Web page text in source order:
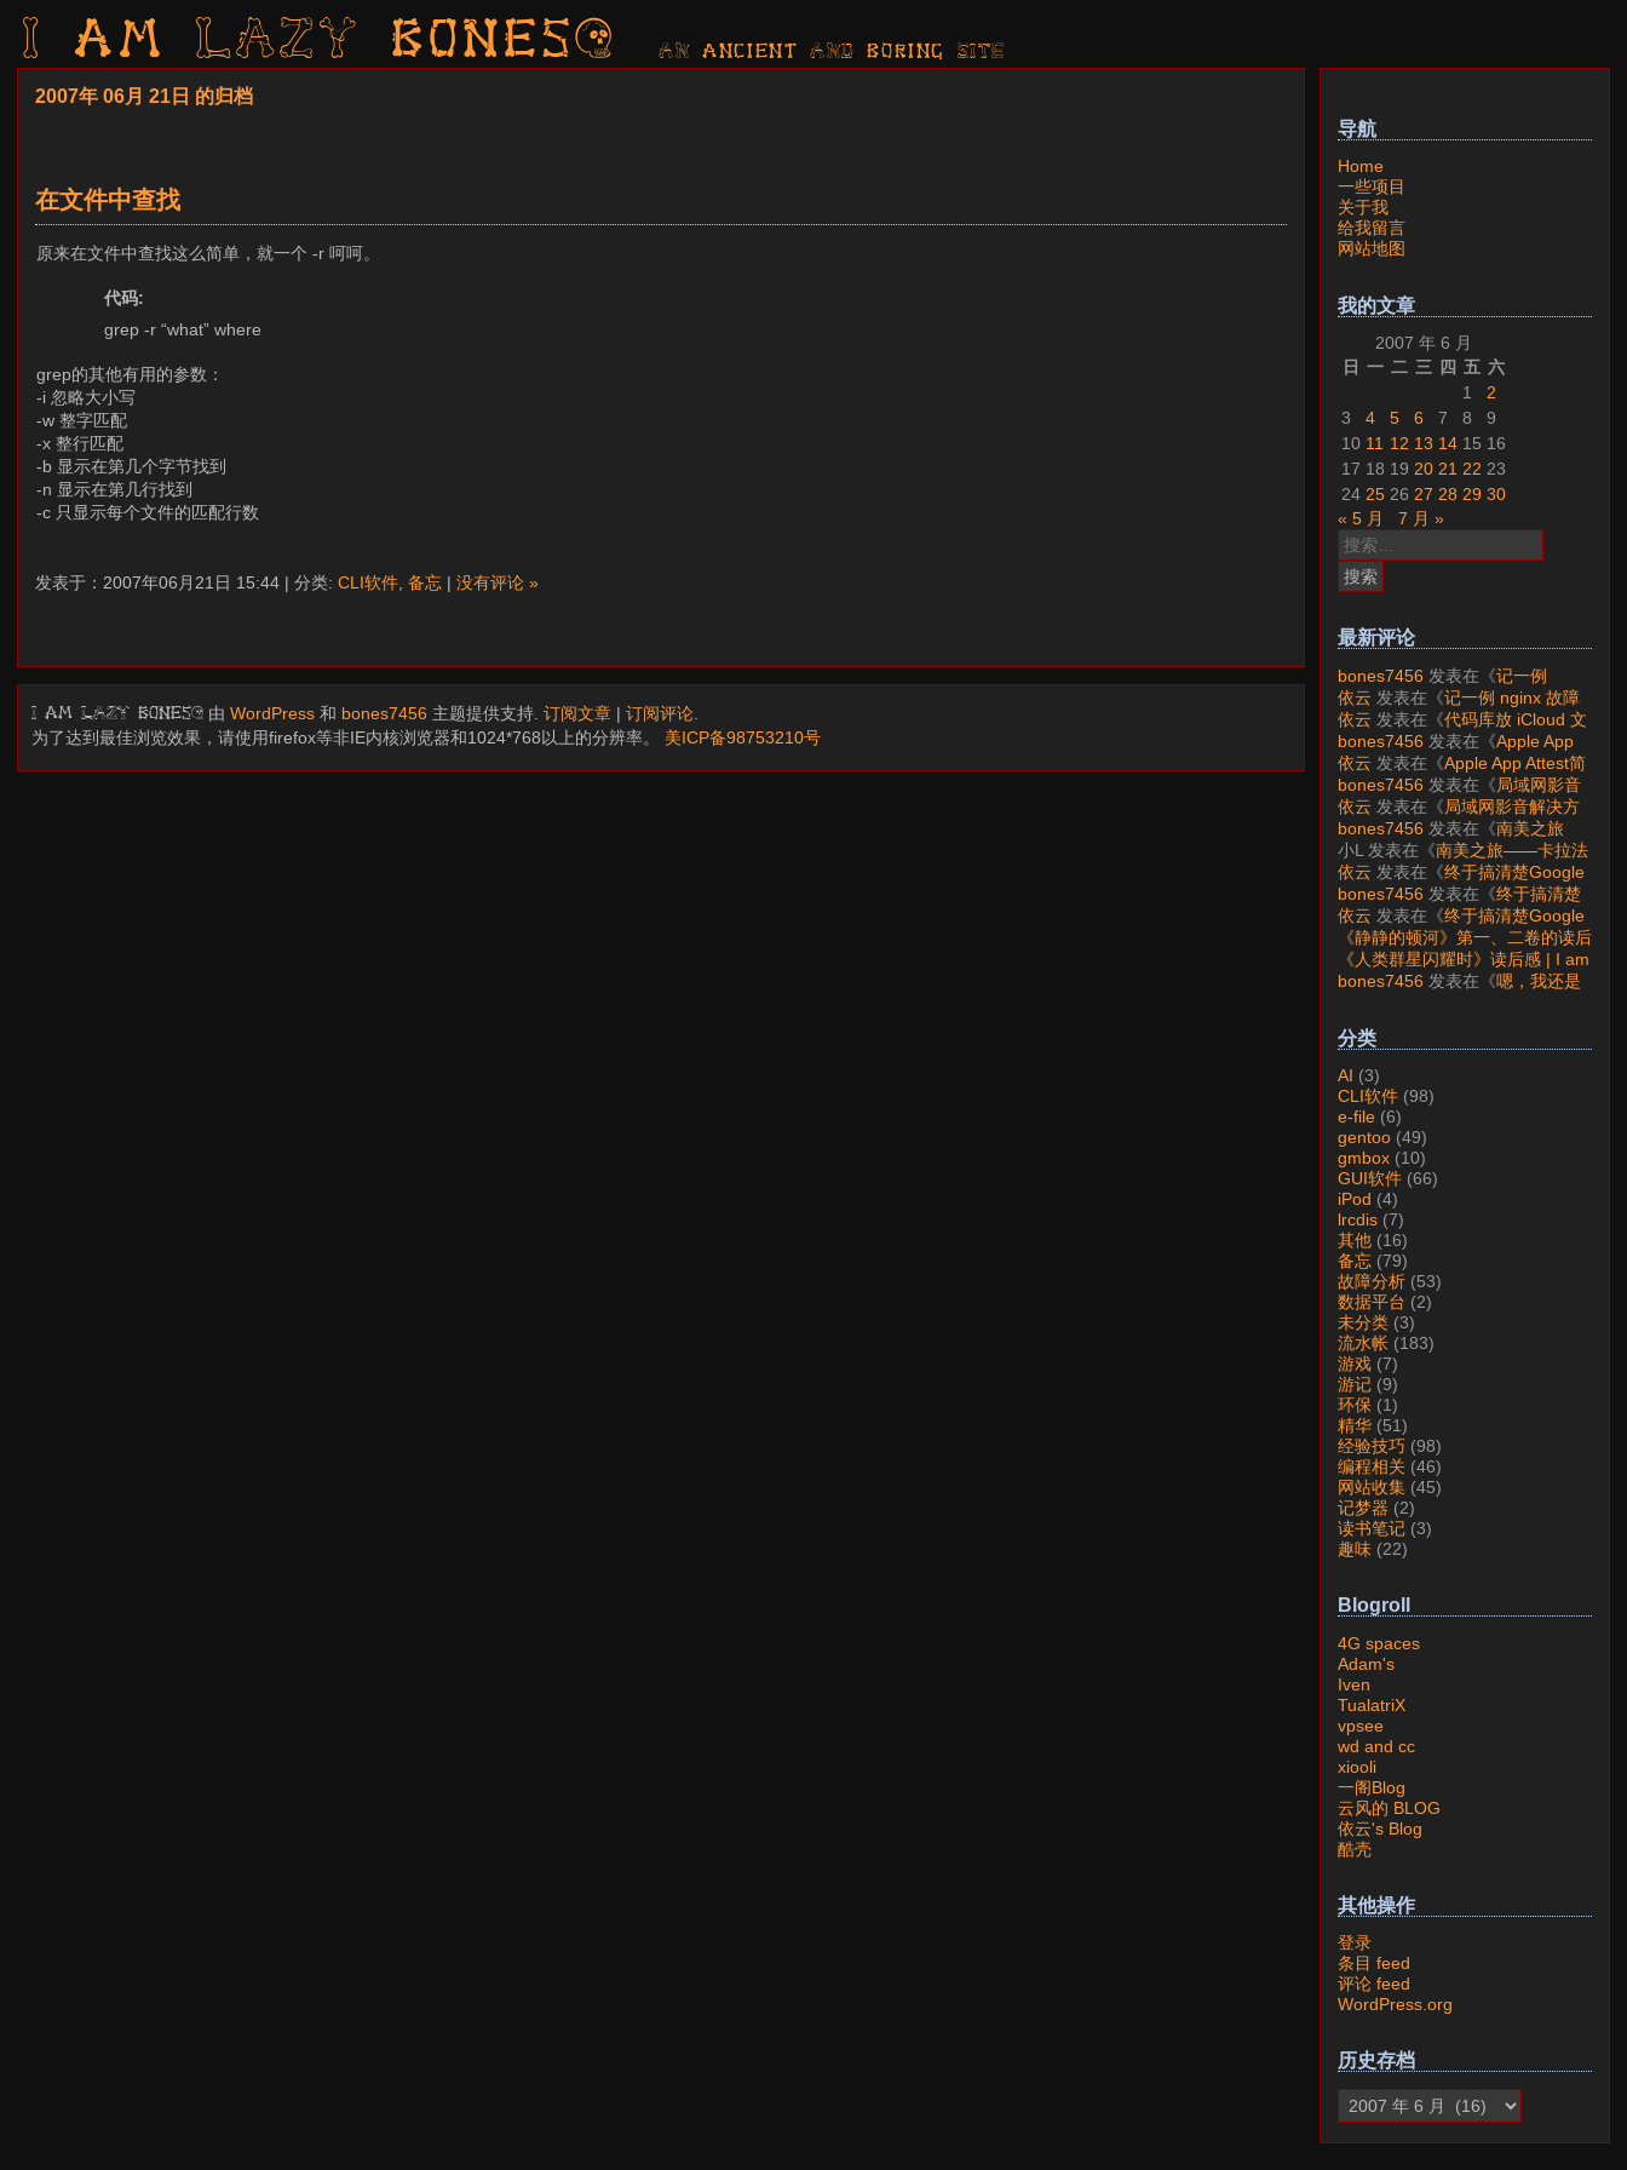
I am LAZY bones? AN ancient AND boring SITE
2007年 06月 21日 的归档
在文件中查找
原来在文件中查找这么简单，就一个 -r 呵呵。
代码:
grep -r “what” where
grep的其他有用的参数：
-i 忽略大小写
-w 整字匹配
-x 整行匹配
-b 显示在第几个字节找到
-n 显示在第几行找到
-c 只显示每个文件的匹配行数
发表于：2007年06月21日 15:44 | 分类: CLI软件 备忘 | 没有评论 »
I am LAZY bones? 由WordPress 和 bones7456 主题提供支持.订阅文章 |订阅评论
为了达到最佳浏览效果，请使用firefox等非IE内核浏览器和1024*768以上的分辨率。 美ICP备98753210号
导航
Home
一些项目
关于我
给我留言
网站地图
我的文章
2007 年 6 月
日 一 二 三 四 五 六
1
2
3
4 5 6 7 8
9
10 11 12 13 14 15 16
17 18 19 20 21 22 23
24 25 26 27 28 29 30
« 5 月
7 月 »
搜
索：
最新评论
bones7456 发表在《记一例
nginx 故障分析》
依云 发表在《记一例 nginx 故障
分析 》
依云 发表在《代码库放 iCloud 文
件夹会怎样？》
bones7456 发表在《Apple App
Attest简介》
依云 发表在《Apple App Attest简
介》
bones7456 发表在《局域网影音
解决方案——Jellyfin》
依云 发表在《局域网影音解决方
案——Jellyfin》
bones7456 发表在《南美之旅
——卡拉法特看莫雷诺大冰川》
小L 发表在《南美之旅——卡拉法
特看莫雷诺大冰川》
依云 发表在《终于搞清楚Google
账号的所属国家的逻辑了》
bones7456 发表在《终于搞清楚
Google账号的所属国家的逻辑
了》
依云 发表在《终于搞清楚Google
账号的所属国家的逻辑了》
《静静的顿河》第一、二卷的读后
感 | I am LAZY bones?发表在
《《人类群星闪耀时》读后感》
《人类群星闪耀时》读后感 | I am
LAZY bones?发表在《
《显微镜
bones7456 发表在《嗯，我还是
分类
AI (3)
CLI软件 (98)
e-file (6)
gentoo (49)
gmbox (10)
GUI软件 (66)
iPod (4)
lrcdis (7)
其他 (16)
备忘 (79)
故障分析 (53)
数据平台 (2)
未分类 (3)
流水帐 (183)
游戏 (7)
游记 (9)
环保 (1)
精华 (51)
经验技巧 (98)
编程相关 (46)
网站收集 (45)
记梦器 (2)
读书笔记 (3)
趣味 (22)
Blogroll
4G spaces
Adam's
Iven
TualatriX
vpsee
wd and cc
xiooli
一阁Blog
云风的 BLOG
依云's Blog
酷壳
其他操作
登录
条目 feed
评论 feed
WordPress.org
历史存档